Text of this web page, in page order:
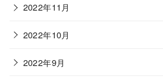
2022年11月
2022年10月
2022年9月